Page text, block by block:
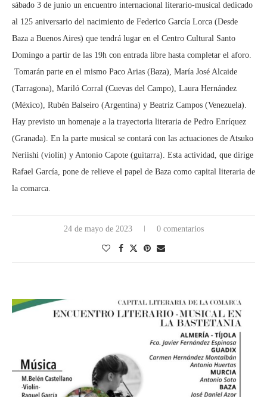
sábado 3 de junio un encuentro internacional literario-musical dedicado
al 125 aniversario del nacimiento de Federico García Lorca (Desde
Baza a Buenos Aires) que tendrá lugar en el Centro Cultural Santo
Domingo a partir de las 19h con entrada libre hasta completar el aforo.
Tomarán parte en el mismo Paco Arias (Baza), María José Alcaide
(Tarragona), Mariló Corral (Cuevas del Campo), Laura Hernández
(México), Rubén Balseiro (Argentina) y Beatriz Campos (Venezuela).
Hay previsto un homenaje a la trayectoria literaria de Pedro Enríquez
(Granada). En la parte musical se contará con las actuaciones de Atsuko
Neriishi (violín) y Antonio Capote (guitarra). Esta actividad, que dirige
Rafael García, pone de relieve el papel de Baza como capital literaria de
la comarca.
24 de mayo de 2023 0 comentarios